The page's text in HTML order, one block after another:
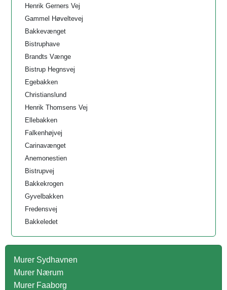
Henrik Gerners Vej
Gammel Høveltevej
Bakkevænget
Bistruphave
Brandts Vænge
Bistrup Hegnsvej
Egebakken
Christianslund
Henrik Thomsens Vej
Ellebakken
Falkenhøjvej
Carinavænget
Anemonestien
Bistrupvej
Bakkekrogen
Gyvelbakken
Fredensvej
Bakkeledet
Murer Sydhavnen
Murer Nærum
Murer Faaborg